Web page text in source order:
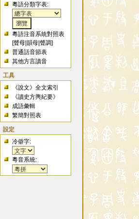
粵語分類字表:
粵語注音系統對照表
[聲母 |韻母 |聲調]
普通話音節表
其他方言讀音
工具
《說文》全文索引
《讀史方輿紀要》
成語彙輯
繁簡對照表
設定
冷僻字:
粵音系統: